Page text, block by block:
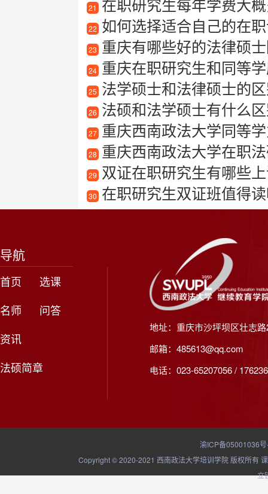
21
22 如何选择适合自己的在
23 重庆有哪些好的法律硕
24 重庆在职研究生和同等
25 法学硕士和法律硕士的
26 法硕和法学硕士有什么
27 重庆西南政法大学同等
28 重庆西南政法大学在职
29 双证在职研究生有哪些
30 在职研究生双证班值得
导航
首页
选课
名师
问答
资讯
法硕简章
地址：重庆市沙坪坝区壮志
邮箱：485613@qq.com
电话：023-65207056 /
渝ICP备05001036
Copyright © 2020-2021 西南政法大学培训学院 版权所有
立